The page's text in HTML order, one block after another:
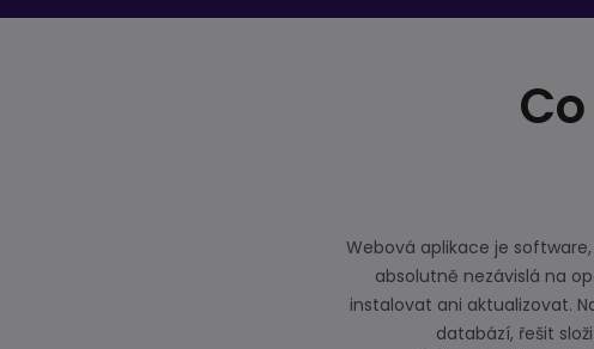
Webová aplikace je
absolutně nezávislá na
instalovat ani aktualizovat.
databází, řešit